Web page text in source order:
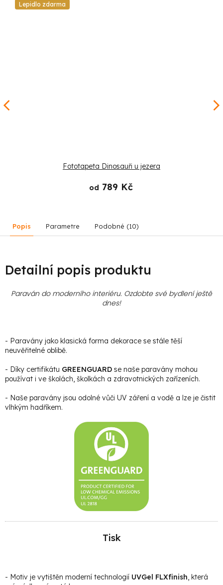
Lepidlo zdarma
Fototapeta Dinosauři u jezera
od 789 Kč
Popis Parametre Podobné (10)
Detailní popis produktu
Paraván do moderního interiéru. Ozdobte své bydlení ještě
dnes!
- Paravány jako klasická forma dekorace se stále těší
neuvěřitelné oblibě.
- Díky certifikátu GREENGUARD se naše paravány mohou
používat i ve školách, školkách a zdravotnických zařízeních.
- Naše paravány jsou odolné vůči UV záření a vodě a lze je čistit
vlhkým hadříkem.
Tisk
- Motiv je vytištěn moderní technologií UVGel FLXfinish, která